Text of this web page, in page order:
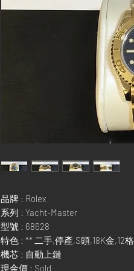
品牌 : Rolex
系列 : Yacht-Master
型號 : 68628
特色 : ** 二手,停產,S頭,18K金,12
機芯 : 自動上鏈
現金價 : Sold